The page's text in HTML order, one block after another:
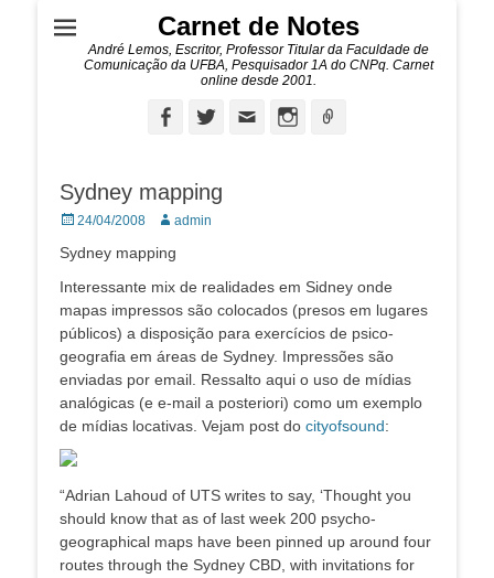
Carnet de Notes
André Lemos, Escritor, Professor Titular da Faculdade de
Comunicação da UFBA, Pesquisador 1A do CNPq. Carnet
online desde 2001.
FacebookTwitterEmail Instagram
Sydney mapping
Posted
24/04/2008 Autor:admin
Sydney mapping
Interessante mix de realidades em Sidney onde
mapas impressos são colocados (presos em lugares
públicos) a disposição para exercícios de psico-
geografia em áreas de Sydney. Impressões são
enviadas por email. Ressalto aqui o uso de mídias
analógicas (e e-mail a posteriori) como um exemplo
de mídias locativas. Vejam post do cityofsound:
“Adrian Lahoud of UTS writes to say, ‘Thought you
should know that as of last week 200 psycho-
geographical maps have been pinned up around four
routes through the Sydney CBD, with invitations for